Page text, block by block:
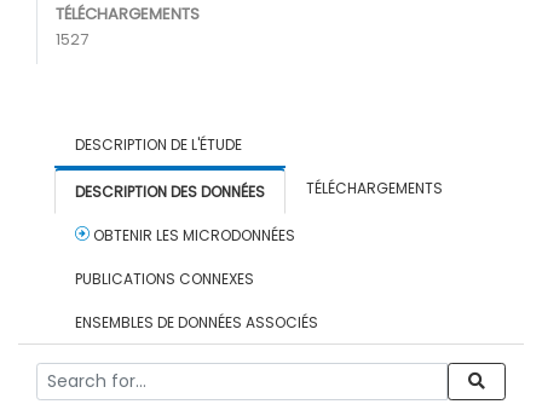
TÉLÉCHARGEMENTS
1527
DESCRIPTION DE L'ÉTUDE
DESCRIPTION DES DONNÉES TÉLÉCHARGEMENTS
OBTENIR LES MICRODONNÉES
PUBLICATIONS CONNEXES
ENSEMBLES DE DONNÉES ASSOCIÉS